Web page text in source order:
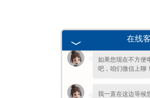
在线
题都可以跟我说哦
如果您现在不方便
吧，咱们微信上聊！
我一直在这边等候